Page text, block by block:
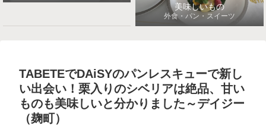
美味しいもの
外食・パン・スイーツ
TABETEでDAiSYのパンレスキューで新し
い出会い！栗入りのシベリアは絶品、甘い
ものも美味しいと分かりました～デイジー
（麹町）